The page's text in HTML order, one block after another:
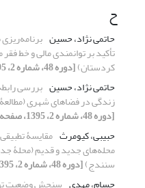
ح
حاتمی نژاد، حسین
تأکید بر توانمندی مالی و خط
کردستان)[دوره 48، شماره 2، 1395، صفحه 211-226]
حاتمی نژاد، حسین بررسی
زندگی در فضاهای شهری (مطالعۀ موردی:
[دوره 48، شماره 2، 1395، صفحه 349-361]
حبیبی، کیومرث مقایسۀ
محله‌های جدید و قدیم (محلۀ
سنندج)[دوره 48، شماره 2، 1395، صفحه 263-276]
حسام، مهدی سنجش وضعیت